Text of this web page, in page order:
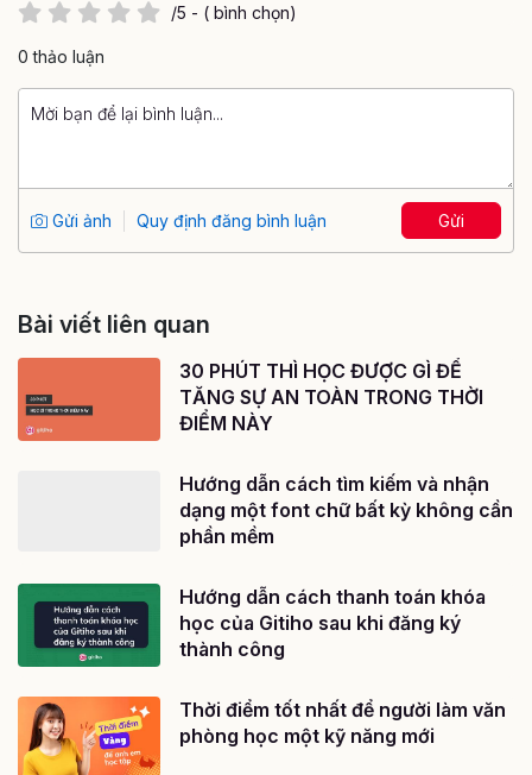
/5 - ( bình chọn)
0 thảo luận
Gửi ảnh Quy định đăng bình luận Gửi
Bài viết liên quan
30 PHÚT THÌ HỌC ĐƯỢC GÌ ĐỂ
TĂNG SỰ AN TOÀN TRONG THỜI
ĐIỂM NÀY
Hướng dẫn cách tìm kiếm và nhận
dạng một font chữ bất kỳ không cần
phần mềm
Hướng dẫn cách thanh toán khóa
học của Gitiho sau khi đăng ký
thành công
Thời điểm tốt nhất để người làm văn
phòng học một kỹ năng mới